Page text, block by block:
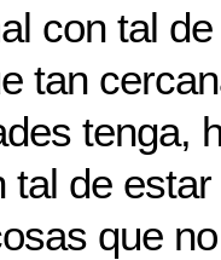
con tal
tan
tenga,
tal de
que